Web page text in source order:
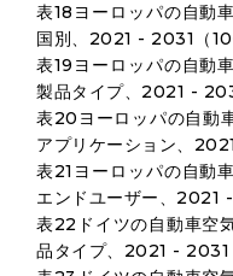
表18ヨーロッパの自動
国別、2021 - 2031（10
表19ヨーロッパの自動
製品タイプ、2021 -
表20ヨーロッパの自動
アプリケーション、
表21ヨーロッパの自動
エンドユーザー、2021
表22ドイツの自動車空
品タイプ、2021 - 2031